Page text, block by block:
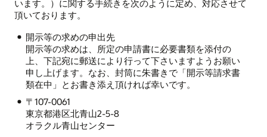
います。）に関する手続きを次のように定め、対応させて
頂いております。
開示等の求めの申出先
開示等の求めは、所定の申請書に必要書類を添付の
上、下記宛に郵送により行って下さいますようお願い
申し上げます。なお、封筒に朱書きで「開示等請求書
類在中」とお書き添え頂ければ幸いです。
〒107-0061
東京都港区北青山2-5-8
オラクル青山センター